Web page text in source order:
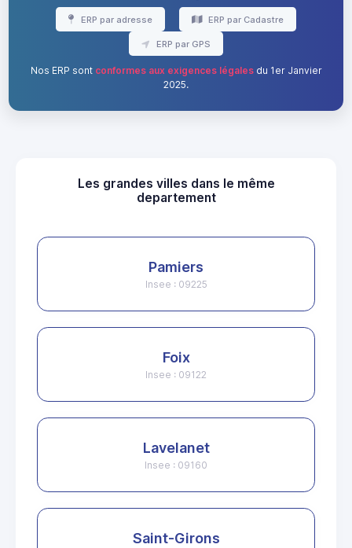
ERP par adresse ERP par Cadastre
ERP par GPS
Nos ERP sont conformes aux exigences légalesdu 1er Janvier
2025.
Les grandes villes dans le même
departement
Pamiers
Insee : 09225
Foix
Insee : 09122
Lavelanet
Insee : 09160
Saint-Girons